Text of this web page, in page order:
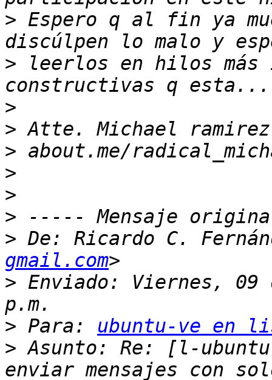
> Espero q al fin ya
> leerlos en hilos más
>
>
>
>
>
>
> De: Ricardo C.
gmail.com
> Enviado: Viernes, 09
> Para: ubuntu-ve en
> Asunto: Re: [l-